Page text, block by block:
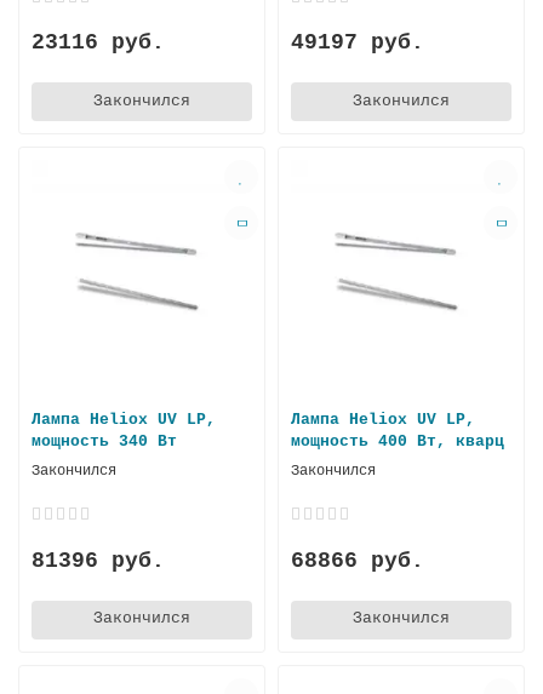
23116 руб.
Закончился
49197 руб.
Закончился
Лампа Heliox UV LP,
мощность 340 Вт
Закончился
81396 руб.
Закончился
Лампа Heliox UV LP,
мощность 400 Вт, кварц
Закончился
68866 руб.
Закончился